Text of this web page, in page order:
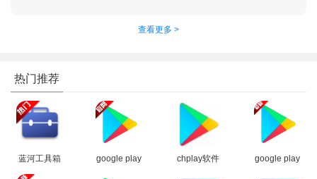
查看更多 >
热门推荐
蓝河工具箱
官方下载
google play
chplay软件
google play